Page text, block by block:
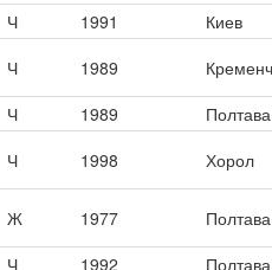
Ч 1991
Киев
Ч 1989
Ч 1989
Полтава
Ч 1998 Хорол
Ж 1977
Полтава
Ч 1992
Полтава